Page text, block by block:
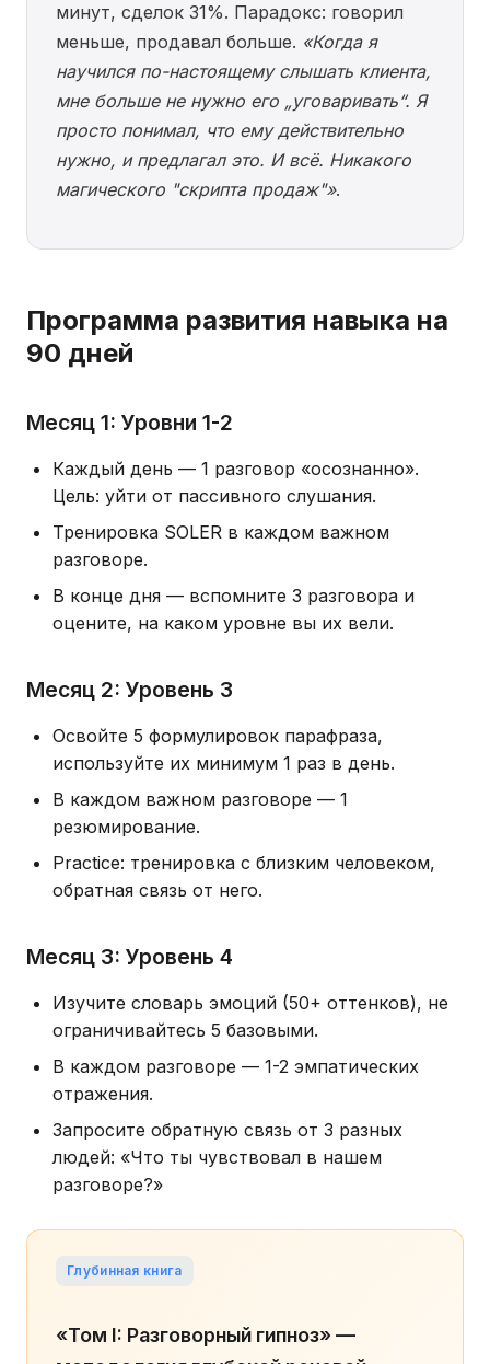
минут, сделок 31%. Парадокс: говорил
меньше, продавал больше. «Когда я
научился по-настоящему слышать клиента,
мне больше не нужно его „уговаривать“. Я
просто понимал, что ему действительно
нужно, и предлагал это. И всё. Никакого
магического "скрипта продаж"».
Программа развития навыка на
90 дней
Месяц 1: Уровни 1-2
Каждый день — 1 разговор «осознанно».
Цель: уйти от пассивного слушания.
Тренировка SOLER в каждом важном
разговоре.
В конце дня — вспомните 3 разговора и
оцените, на каком уровне вы их вели.
Месяц 2: Уровень 3
Освойте 5 формулировок парафраза,
используйте их минимум 1 раз в день.
В каждом важном разговоре — 1
резюмирование.
Practice: тренировка с близким человеком,
обратная связь от него.
Месяц 3: Уровень 4
Изучите словарь эмоций (50+ оттенков), не
ограничивайтесь 5 базовыми.
В каждом разговоре — 1-2 эмпатических
отражения.
Запросите обратную связь от 3 разных
людей: «Что ты чувствовал в нашем
разговоре?»
Глубинная книга
«Том I: Разговорный гипноз» —